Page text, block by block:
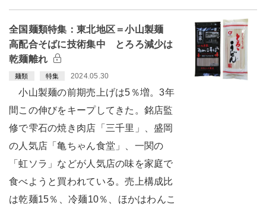
全国麺類特集：東北地区＝小山製麺
高配合そばに技術集中 とろろ減少は
乾麺離れ
麺類 特集 2024.05.30
小山製麺の前期売上げは5％増。3年
間この伸びをキープしてきた。銘店監
修で雫石の焼き肉店「三千里」、盛岡
の人気店「亀ちゃん食堂」、一関の
「虹ソラ」などが人気店の味を家庭で
食べようと買われている。売上構成比
は乾麺15％、冷麺10％、ほかはわんこ